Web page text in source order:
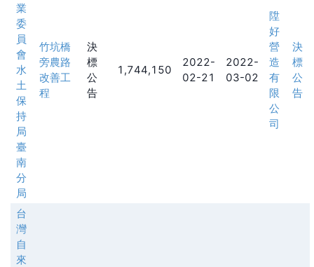
業
委
員
會
水
土
保
持
局
臺
南
分
局
竹坑橋
旁農路
改善工
程
決
標
公
告
1,744,150
2022-
02-21
2022-
03-02
陞
好
營
造
有
限
公
司
決
標
公
告
台
灣
自
來